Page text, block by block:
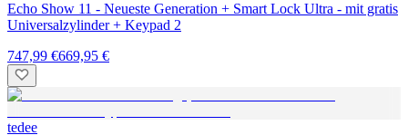
Echo Show 11 - Neueste Generation + Smart Lock Ultra - mit gratis
Universalzylinder + Keypad 2
747,99 €669,95 €
tedee